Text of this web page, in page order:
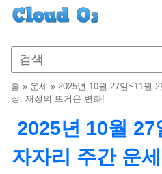
홈 » 운세 » 2025년 10월 27일~11월
장, 재정의 뜨거운 변화!
2025년 10월
자자리 주간 운